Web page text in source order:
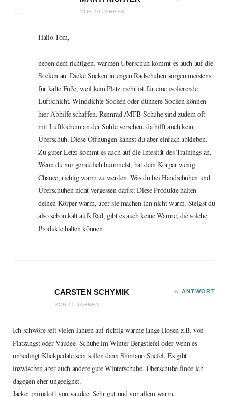
VOR 10 JAHREN
Hallo Tom,
neben dem richtigen, warmen Überschuh kommt es auch auf die
Socken an. Dicke Socken in engen Radschuhen sorgen meistens
für kalte Füße, weil kein Platz mehr ist für eine isolierende
Luftschicht. Winddichte Socken oder dünnere Socken können
hier Abhilfe schaffen. Rennrad-/MTB-Schuhe sind zudem oft
mit Luftlöchern an der Sohle versehen, da hilft auch kein
Überschuh. Diese Öffnungen kannst du aber einfach abkleben.
Zu guter Letzt kommt es auch auf die Intesität des Trainings an.
Wenn du nur gemütlich bummelst, hat dein Körper wenig
Chance, richtig warm zu werden. Was du bei Handschuhen und
Überschuhen nicht vergessen darfst: Diese Produkte halten
deinen Körper warm, aber sie machen ihn nicht warm. Steigst du
also schon kalt aufs Rad, gibt es auch keine Wärme, die solche
Produkte halten können.
CARSTEN SCHYMIK
VOR 10 JAHREN
ANTWORT
Ich schwöre seit vielen Jahren auf richtig warme lange Hosen z.B. von
Platzangst oder Vaudee. Schuhe im Winter Bergstiefel oder wenn es
unbedingt Klickpedale sein sollen dann Shimano Stiefel. Es gibt
inzwischen aber auch andere gute Winterschuhe. Überschuhe finde ich
dagegen eher ungeeignet.
Jacke: primaloft von vaudee. Sehr gut und vor allem warm.